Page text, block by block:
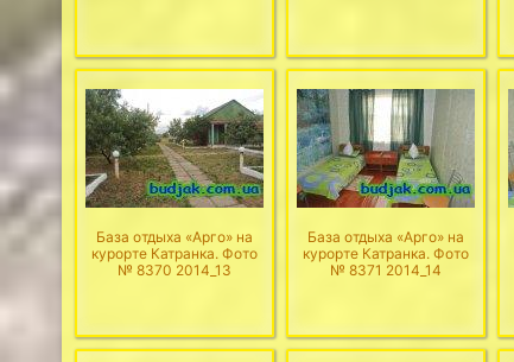
База отдыха «Арго» на
курорте Катранка. Фото
№ 8370 2014_13
База отдыха «Арго» на
курорте Катранка. Фото
№ 8371 2014_14